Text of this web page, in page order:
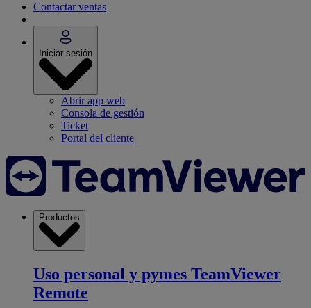
Contactar ventas
Iniciar sesión
Abrir app web
Consola de gestión
Ticket
Portal del cliente
Productos
Uso personal y pymes TeamViewer
Remote